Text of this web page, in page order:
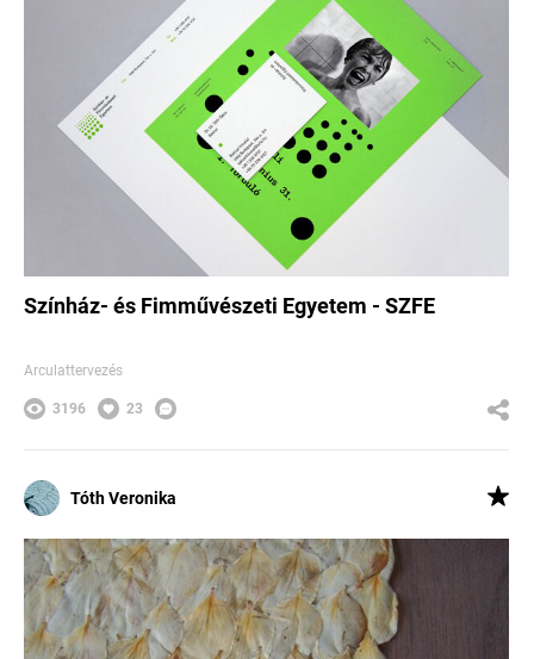
Színház- és Fimművészeti Egyetem - SZFE
Arculattervezés
3196 23
Tóth Veronika